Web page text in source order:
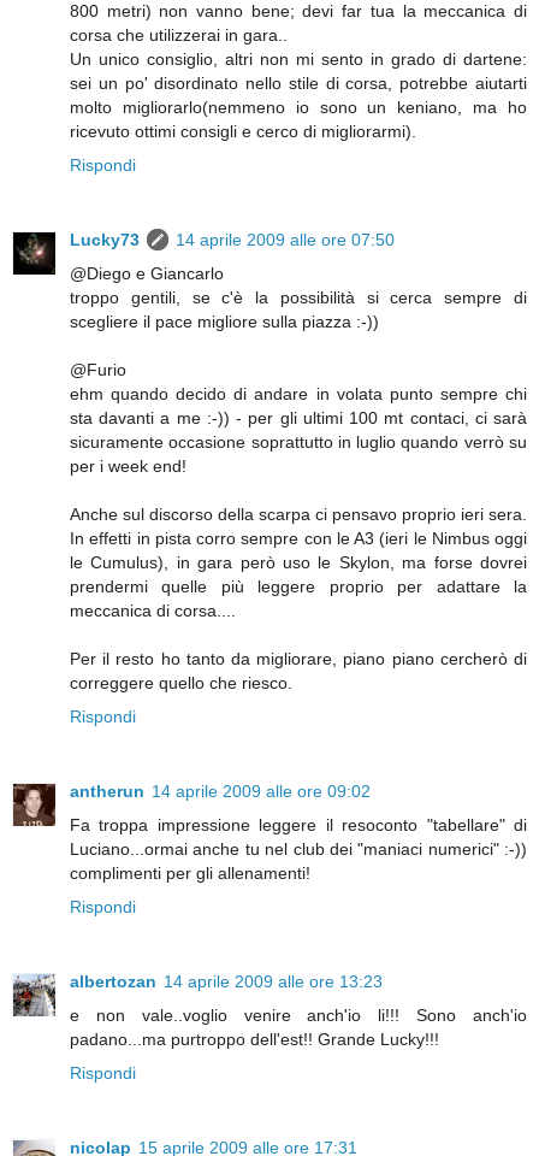
800 metri) non vanno bene; devi far tua la meccanica di
corsa che utilizzerai in gara..
Un unico consiglio, altri non mi sento in grado di dartene:
sei un po' disordinato nello stile di corsa, potrebbe aiutarti
molto migliorarlo(nemmeno io sono un keniano, ma ho
ricevuto ottimi consigli e cerco di migliorarmi).
Rispondi
Lucky73
14 aprile 2009 alle ore 07:50
@Diego e Giancarlo
troppo gentili, se c'è la possibilità si cerca sempre di
scegliere il pace migliore sulla piazza :-))
@Furio
ehm quando decido di andare in volata punto sempre chi
sta davanti a me :-)) - per gli ultimi 100 mt contaci, ci sarà
sicuramente occasione soprattutto in luglio quando verrò su
per i week end!
Anche sul discorso della scarpa ci pensavo proprio ieri sera.
In effetti in pista corro sempre con le A3 (ieri le Nimbus oggi
le Cumulus), in gara però uso le Skylon, ma forse dovrei
prendermi quelle più leggere proprio per adattare la
meccanica di corsa....
Per il resto ho tanto da migliorare, piano piano cercherò di
correggere quello che riesco.
Rispondi
antherun 14 aprile 2009 alle ore 09:02
Fa troppa impressione leggere il resoconto "tabellare" di
Luciano...ormai anche tu nel club dei "maniaci numerici" :-))
complimenti per gli allenamenti!
Rispondi
albertozan 14 aprile 2009 alle ore 13:23
e non vale..voglio venire anch'io li!!! Sono anch'io
padano...ma purtroppo dell'est!! Grande Lucky!!!
Rispondi
nicolap 15 aprile 2009 alle ore 17:31